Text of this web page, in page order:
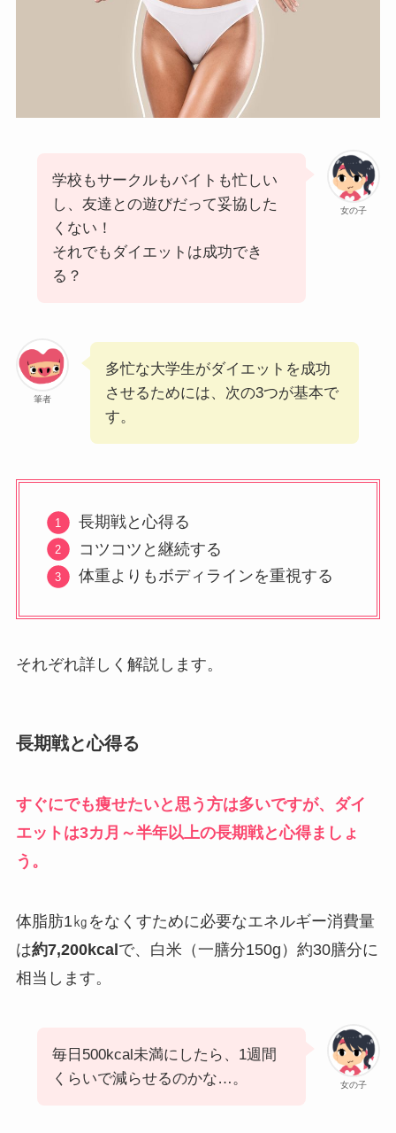
女の子
学校もサークルもバイトも忙しい
し、友達との遊びだって妥協した
くない！
それでもダイエットは成功でき
る？
筆者
多忙な大学生がダイエットを成功
させるためには、次の3つが基本で
す。
長期戦と心得る
コツコツと継続する
体重よりもボディラインを重視する
それぞれ詳しく解説します。
長期戦と心得る
すぐにでも痩せたいと思う方は多いですが、ダイ
エットは3カ月～半年以上の長期戦と心得ましょ
う。
体脂肪1㎏をなくすために必要なエネルギー消費量
は約7,200kcalで、白米（一膳分150g）約30膳分に
相当します。
女の子
毎日500kcal未満にしたら、1週間
くらいで減らせるのかな…。